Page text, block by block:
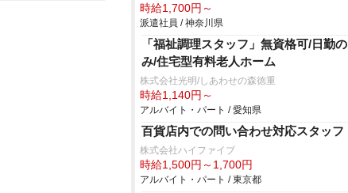
時給1,700円～
派遣社員 / 神奈川県
「福祉調理スタッフ」無資格可/日勤の
み/住宅型有料老人ホーム
株式会社光明/しあわせの森徳重
時給1,140円～
アルバイト・パート / 愛知県
百貨店内での問い合わせ対応スタッフ
株式会社ハイファイブ
時給1,500円～1,700円
アルバイト・パート / 東京都